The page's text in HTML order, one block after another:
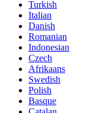
Turkish
Italian
Danish
Romanian
Indonesian
Czech
Afrikaans
Swedish
Polish
Basque